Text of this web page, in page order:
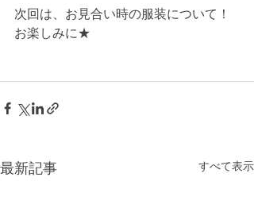
次回は、お見合い時の服装について！
お楽しみに★
最新記事 すべて表示